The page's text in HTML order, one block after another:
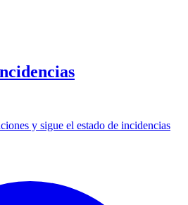
y sigue el estado de incidencias